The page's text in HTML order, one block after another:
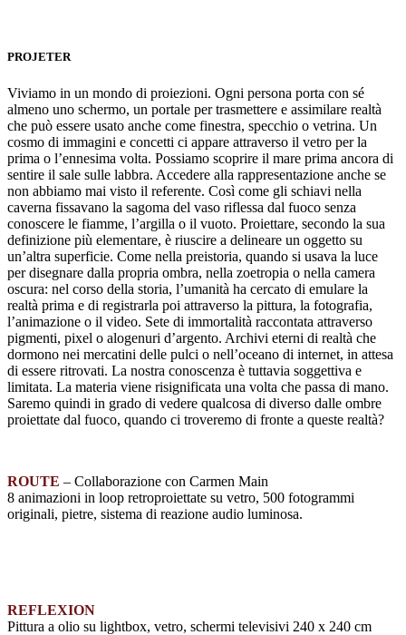
PROJETER
Viviamo in un mondo di proiezioni. Ogni persona porta con sé
almeno uno schermo, un portale per trasmettere e assimilare realtà
che può essere usato anche come finestra, specchio o vetrina. Un
cosmo di immagini e concetti ci appare attraverso il vetro per la
prima o l’ennesima volta. Possiamo scoprire il mare prima ancora di
sentire il sale sulle labbra. Accedere alla rappresentazione anche se
non abbiamo mai visto il referente. Così come gli schiavi nella
caverna fissavano la sagoma del vaso riflessa dal fuoco senza
conoscere le fiamme, l’argilla o il vuoto. Proiettare, secondo la sua
definizione più elementare, è riuscire a delineare un oggetto su
un’altra superficie. Come nella preistoria, quando si usava la luce
per disegnare dalla propria ombra, nella zoetropia o nella camera
oscura: nel corso della storia, l’umanità ha cercato di emulare la
realtà prima e di registrarla poi attraverso la pittura, la fotografia,
l’animazione o il video. Sete di immortalità raccontata attraverso
pigmenti, pixel o alogenuri d’argento. Archivi eterni di realtà che
dormono nei mercatini delle pulci o nell’oceano di internet, in attesa
di essere ritrovati. La nostra conoscenza è tuttavia soggettiva e
limitata. La materia viene risignificata una volta che passa di mano.
Saremo quindi in grado di vedere qualcosa di diverso dalle ombre
proiettate dal fuoco, quando ci troveremo di fronte a queste realtà?
ROUTE – Collaborazione con Carmen Main
8 animazioni in loop retroproiettate su vetro, 500 fotogrammi
originali, pietre, sistema di reazione audio luminosa.
REFLEXION
Pittura a olio su lightbox, vetro, schermi televisivi 240 x 240 cm